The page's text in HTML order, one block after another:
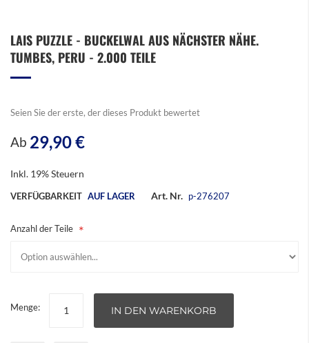
Anfang
der
LAIS PUZZLE - BUCKELWAL AUS NÄCHSTER NÄHE.
TUMBES, PERU - 2.000 TEILE
Seien Sie der erste, der dieses Produkt bewertet
Ab 29,90 €
Inkl. 19% Steuern
VERFÜGBARKEIT AUF LAGER Art. Nr. p-276207
Anzahl der Teile
Menge: IN DEN WARENKORB